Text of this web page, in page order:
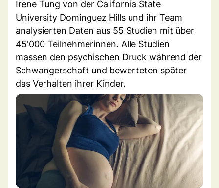
Irene Tung von der California State
University Dominguez Hills und ihr Team
analysierten Daten aus 55 Studien mit über
45'000 Teilnehmerinnen. Alle Studien
massen den psychischen Druck während der
Schwangerschaft und bewerteten später
das Verhalten ihrer Kinder.